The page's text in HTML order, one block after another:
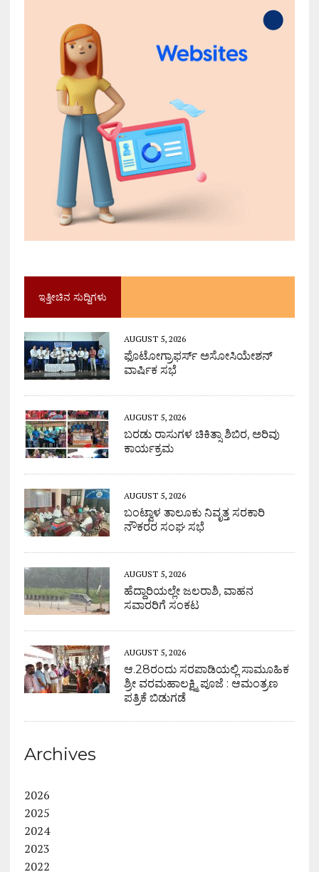
ಇತ್ತೀಚಿನ ಸುದ್ದಿಗಳು
AUGUST 5, 2026
ಫೊಟೋಗ್ರಾಫರ್ಸ್ ಅಸೋಸಿಯೇಶನ್
ವಾರ್ಷಿಕ ಸಭೆ
AUGUST 5, 2026
ಬರಡು ರಾಸುಗಳ ಚಿಕಿತ್ಸಾ ಶಿಬಿರ, ಅರಿವು
ಕಾರ್ಯಕ್ರಮ
AUGUST 5, 2026
ಬಂಟ್ವಾಳ ತಾಲೂಕು ನಿವೃತ್ತ ಸರಕಾರಿ
ನೌಕರರ ಸಂಘ ಸಭೆ
AUGUST 5, 2026
ಹೆದ್ದಾರಿಯಲ್ಲೇ ಜಲರಾಶಿ, ವಾಹನ
ಸವಾರರಿಗೆ ಸಂಕಟ
AUGUST 5, 2026
ಆ.28ರಂದು ಸರಪಾಡಿಯಲ್ಲಿ ಸಾಮೂಹಿಕ
ಶ್ರೀ ವರಮಹಾಲಕ್ಷ್ಮಿ ಪೂಜೆ : ಆಮಂತ್ರಣ
ಪತ್ರಿಕೆ ಬಿಡುಗಡೆ
Archives
2026
2025
2024
2023
2022